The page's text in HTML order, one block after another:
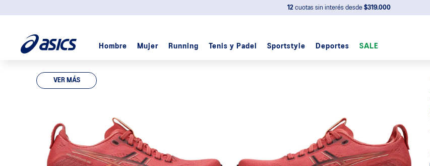
12cuotas sin interés desde $319.000
Hombre Mujer Running Tenis y Padel Sportstyle Deportes SALE
VER MÁS
padel